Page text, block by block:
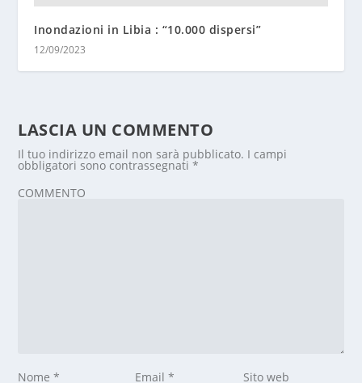
Inondazioni in Libia : “10.000 dispersi”
12/09/2023
LASCIA UN COMMENTO
Il tuo indirizzo email non sarà pubblicato. I campi
obbligatori sono contrassegnati*
COMMENTO
Nome* Email * Sito web